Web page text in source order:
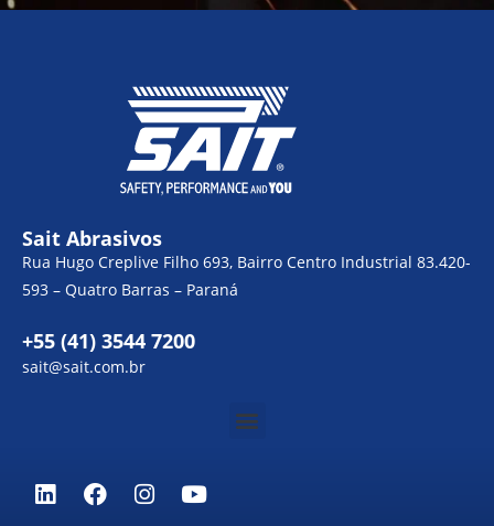
Sait Abrasivos
Rua Hugo Creplive Filho 693, Bairro Centro Industrial 83.420-
593 – Quatro Barras – Paraná
+55 (41) 3544 7200
sait@sait.com.br
Menu
L
i
F
a
I
n
Y
o